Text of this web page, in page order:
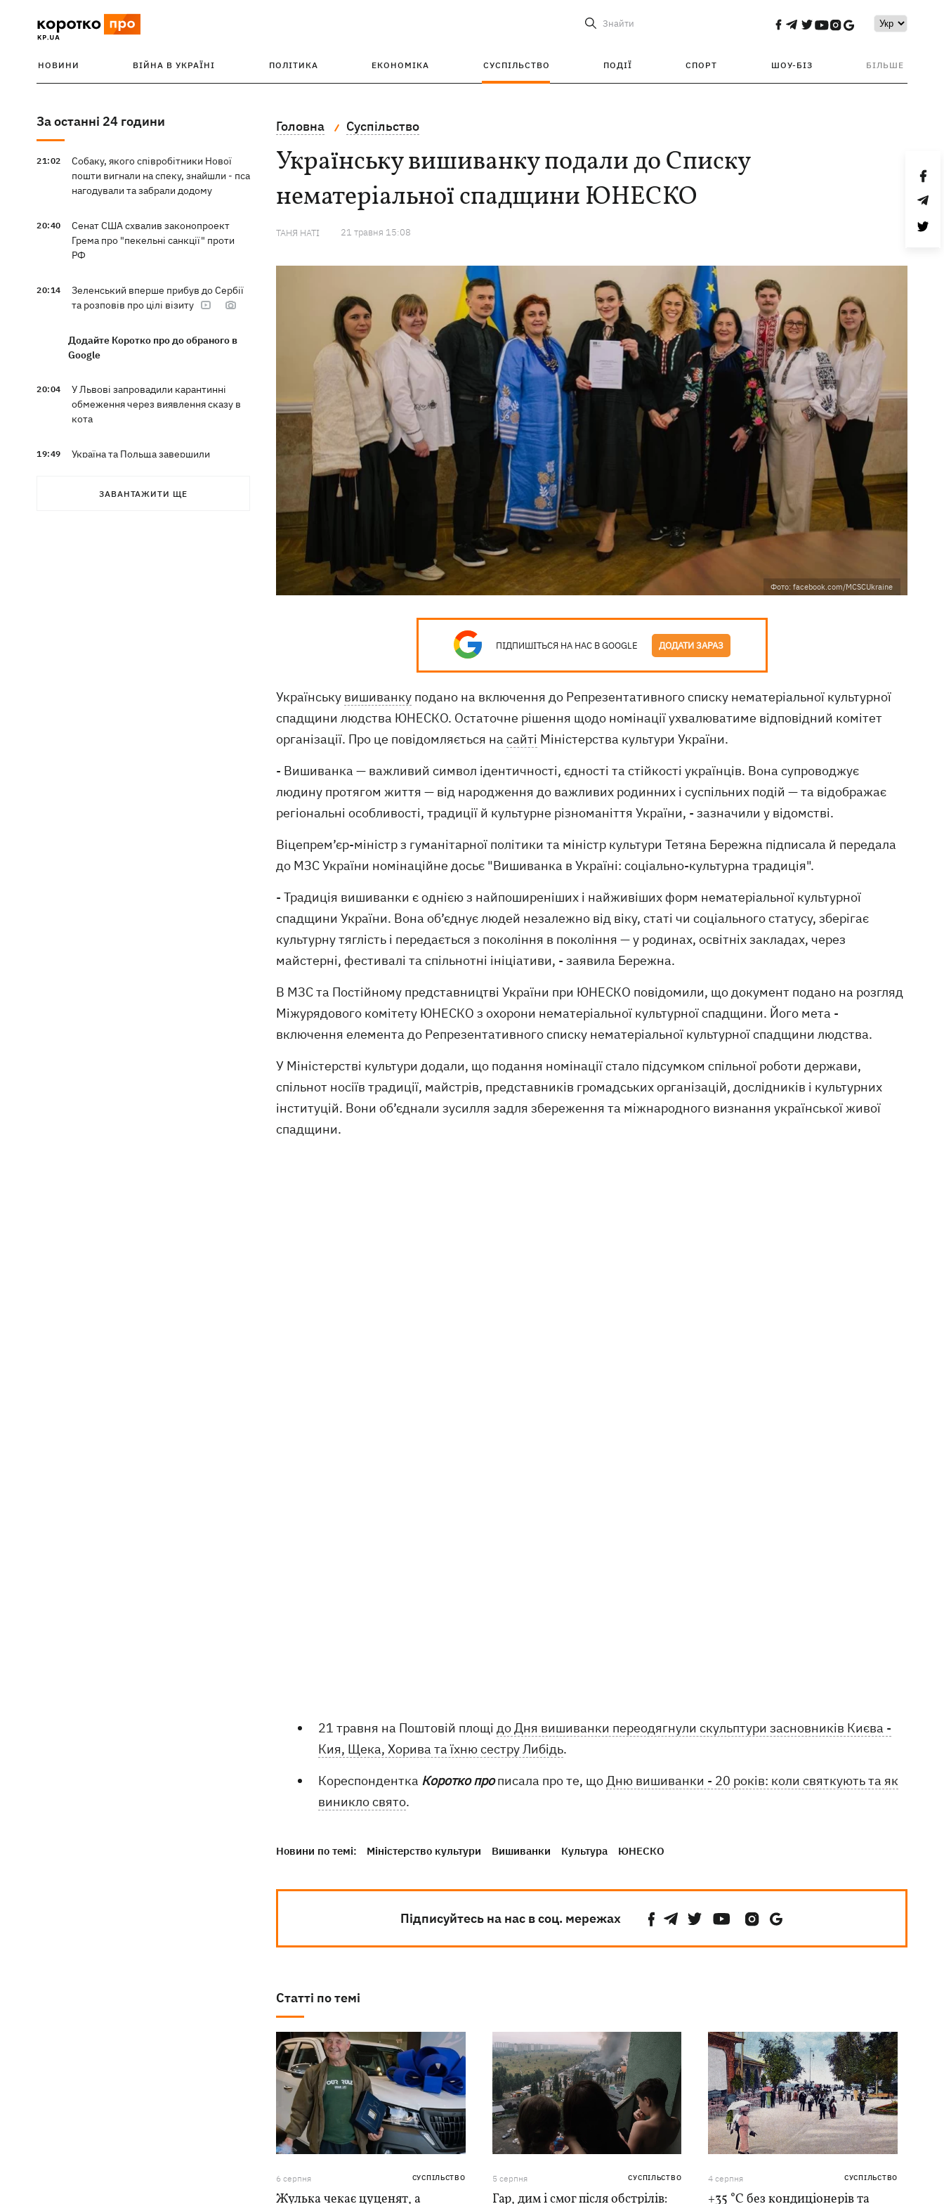
Знайти
НОВИНИ ВІЙНА В УКРАЇНІ ПОЛІТИКА ЕКОНОМІКА СУСПІЛЬСТВО ПОДІЇ СПОРТ ШОУ-БІЗ БІЛЬШЕ
За останні 24 години
21:02
Собаку, якого співробітники Нової
пошти вигнали на спеку, знайшли - пса
нагодували та забрали додому
20:40
Сенат США схвалив законопроект
Грема про "пекельні санкції" проти
РФ
20:14
Зеленський вперше прибув до Сербії
та розповів про цілі візиту
Додайте Коротко про до обраного в
Google
20:04
У Львові запровадили карантинні
обмеження через виявлення сказу в
кота
19:49
Україна та Польща завершили
ЗАВАНТАЖИТИ ЩЕ
Головна Суспільство
Українську вишиванку подали до Списку
нематеріальної спадщини ЮНЕСКО
ТАНЯ НАТІ 21 травня 15:08
Фото: facebook.com/MCSCUkraine
ПІДПИШІТЬСЯ НА НАС В GOOGLE ДОДАТИ ЗАРАЗ
Українську вишиванку подано на включення до Репрезентативного списку нематеріальної культурної
спадщини людства ЮНЕСКО. Остаточне рішення щодо номінації ухвалюватиме відповідний комітет
організації. Про це повідомляється на сайті Міністерства культури України.
- Вишиванка — важливий символ ідентичності, єдності та стійкості українців. Вона супроводжує
людину протягом життя — від народження до важливих родинних і суспільних подій — та відображає
регіональні особливості, традиції й культурне різноманіття України, - зазначили у відомстві.
Віцепрем’єр-міністр з гуманітарної політики та міністр культури Тетяна Бережна підписала й передала
до МЗС України номінаційне досьє "Вишиванка в Україні: соціально-культурна традиція".
- Традиція вишиванки є однією з найпоширеніших і найживіших форм нематеріальної культурної
спадщини України. Вона об’єднує людей незалежно від віку, статі чи соціального статусу, зберігає
культурну тяглість і передається з покоління в покоління — у родинах, освітніх закладах, через
майстерні, фестивалі та спільнотні ініціативи, - заявила Бережна.
В МЗС та Постійному представництві України при ЮНЕСКО повідомили, що документ подано на розгляд
Міжурядового комітету ЮНЕСКО з охорони нематеріальної культурної спадщини. Його мета -
включення елемента до Репрезентативного списку нематеріальної культурної спадщини людства.
У Міністерстві культури додали, що подання номінації стало підсумком спільної роботи держави,
спільнот носіїв традиції, майстрів, представників громадських організацій, дослідників і культурних
інституцій. Вони об’єднали зусилля задля збереження та міжнародного визнання української живої
спадщини.
21 травня на Поштовій площі до Дня вишиванки переодягнули скульптури засновників Києва -
Кия, Щека, Хорива та їхню сестру Либідь.
Кореспондентка Коротко прописала про те, щоДню вишиванки - 20 років: коли святкують та як
виникло свято.
Новини по темі: Міністерство культури Вишиванки Культура ЮНЕСКО
Підписуйтесь на нас в соц. мережах
Статті по темі
6 серпня СУСПІЛЬСТВО
Жулька чекає цуценят, а
5 серпня СУСПІЛЬСТВО
Гар, дим і смог після обстрілів:
4 серпня СУСПІЛЬСТВО
+35 °C без кондиціонерів та